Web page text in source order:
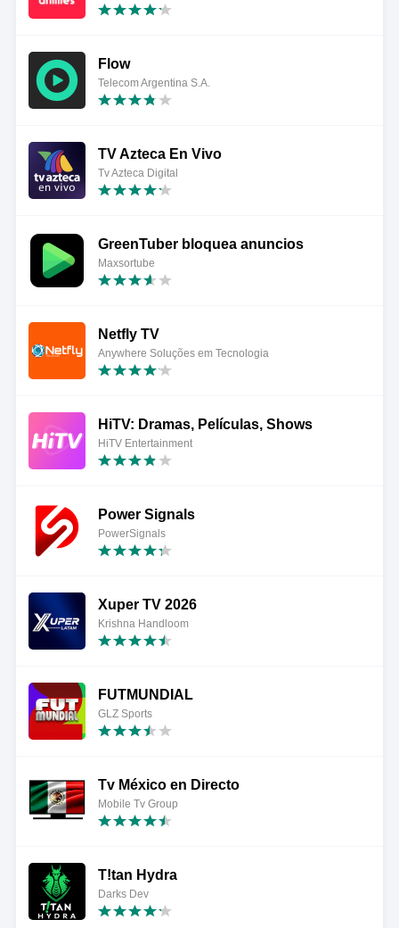
Flow
Telecom Argentina S.A.
TV Azteca En Vivo
Tv Azteca Digital
GreenTuber bloquea anuncios
Maxsortube
Netfly TV
Anywhere Soluções em Tecnologia
HiTV: Dramas, Películas, Shows
HiTV Entertainment
Power Signals
PowerSignals
Xuper TV 2026
Krishna Handloom
FUTMUNDIAL
GLZ Sports
Tv México en Directo
Mobile Tv Group
T!tan Hydra
Darks Dev